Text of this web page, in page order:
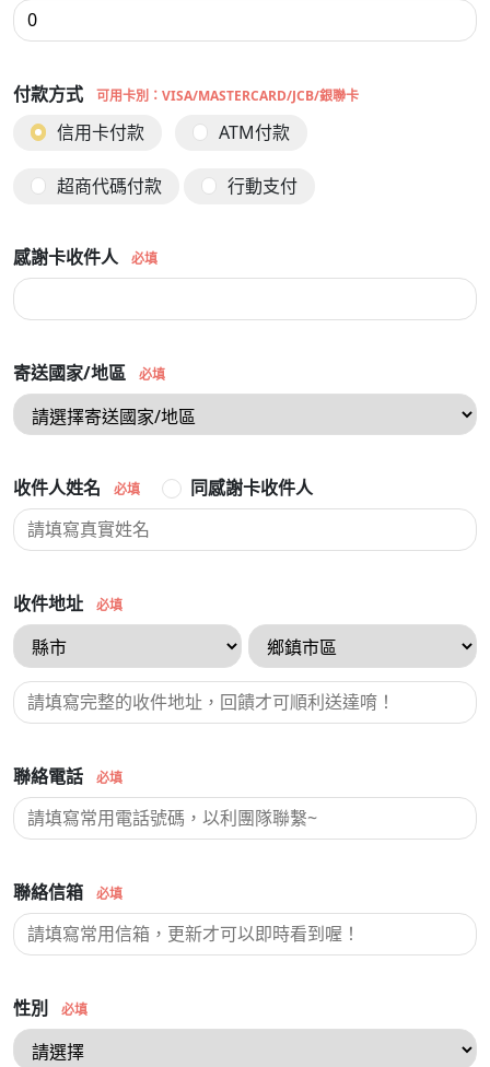
付款方式 可用卡別：VISA/MASTERCARD/JCB/銀聯卡
信用卡付款 ATM付款
超商代碼付款 行動支付
感謝卡收件人 必填
寄送國家/地區 必填
收件人姓名 必填 同感謝卡收件人
收件地址 必填
聯絡電話 必填
聯絡信箱 必填
性別 必填